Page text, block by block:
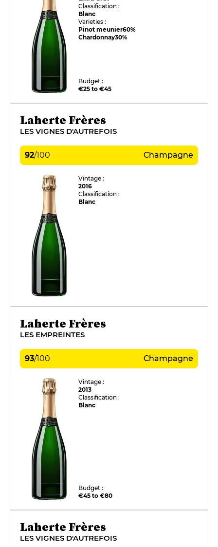
Classification :
Blanc
Varieties :
Pinot meunier60%
Chardonnay30%
Budget :
€25 to €45
Laherte Frères
LES VIGNES D'AUTREFOIS
92/100 Champagne
Vintage :
2016
Classification :
Blanc
Laherte Frères
LES EMPREINTES
93/100 Champagne
Vintage :
2013
Classification :
Blanc
Budget :
€45 to €80
Laherte Frères
LES VIGNES D'AUTREFOIS